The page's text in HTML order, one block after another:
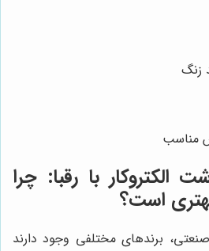
زنگ
مناسب
با رقبا: چرا
است؟
برندهای مختلفی وجود دارند